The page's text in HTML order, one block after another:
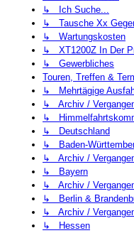
↳ Ich Suche...
↳ Tausche Xx
↳ Wartungskosten
↳ XT1200Z In Der
↳ Gewerbliches
Touren, Treffen &
↳ Mehrtägige
↳ Archiv /
↳
↳ Deutschland
↳ Baden-
↳ Archiv /
↳ Bayern
↳ Archiv /
↳ Berlin &
↳ Archiv /
↳ Hessen